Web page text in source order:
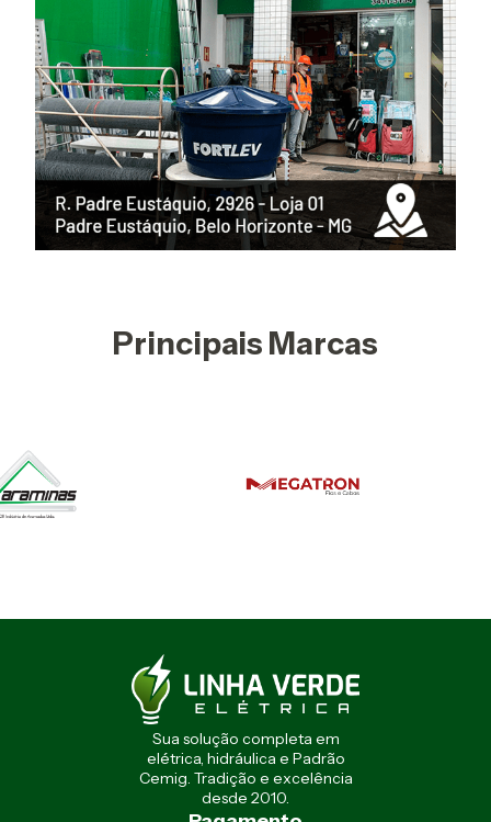
Principais Marcas
Sua solução completa em
elétrica, hidráulica e Padrão
Cemig. Tradição e excelência
desde 2010.